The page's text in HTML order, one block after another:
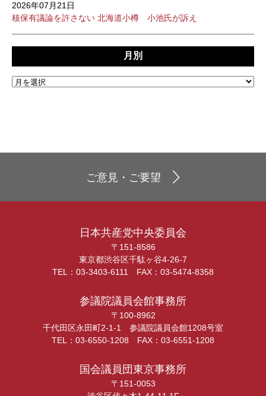
2026年07月21日
核保有議論を許さない 北海道小樽 小池氏が訴え
月別
ご意見・ご要望
日本共産党中央委員会
〒151-8586
東京都渋谷区千駄ヶ谷4-26-7
TEL：03-3403-6111 FAX：03-5474-8358
参議院議員会館事務所
〒100-8962
千代田区永田町2-1-1 参議院議員会館1208号室
TEL：03-6550-1208 FAX：03-6551-1208
国会議員団東京事務所
〒151-0053